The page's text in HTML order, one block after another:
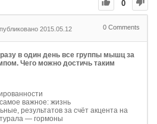
0
2015.05.12 0 Comments
в один день все группы мышц за
Чего можно достичь таким
важное: жизнь
результатов за счёт акцента на
— гормоны